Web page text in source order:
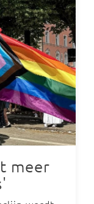
meer